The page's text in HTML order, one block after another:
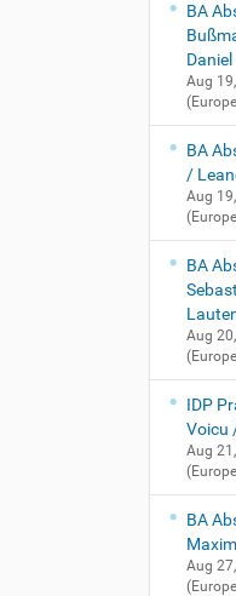
BA
Aug
BA
/
Aug
BA
Aug
IDP
Voicu
Aug
BA
Aug